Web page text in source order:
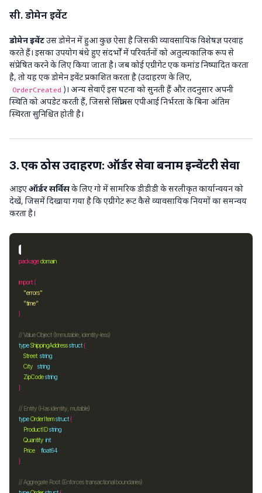
सी. डोमेन इवेंट
डोमेन इवेंटउस डोमेन में हुआ कुछ ऐसा है जिसकी व्यावसायिक विशेषज्ञ परवाह
करते हैं। इसका उपयोग बंधे हुए संदर्भों में परिवर्तनों को अतुल्यकालिक रूप से
संप्रेषित करने के लिए किया जाता है। जब कोई एग्रीगेट एक कमांड निष्पादित करता
है, तो यह एक डोमेन इवेंट प्रकाशित करता है (उदाहरण के लिए,
OrderCreated )। अन्य सेवाएँ इस घटना को सुनती हैं और तदनुसार अपनी
स्थिति को अपडेट करती हैं, जिससे सिंक्रोनस एपीआई निर्भरता के बिना अंतिम
स्थिरता सुनिश्चित होती है।
3. एक ठोस उदाहरण: ऑर्डर सेवा बनाम इन्वेंटरी सेवा
आइएऑर्डर सर्विसके लिए गो में सामरिक डीडीडी के सरलीकृत कार्यान्वयन को
देखें, जिसमें दिखाया गया है कि एग्रीगेट रूट कैसे व्यावसायिक नियमों का समन्वय
करता है।
packagedomain
import
"errors"
"time"
// Value Object (Immutable, identity-less)
typeShippingAddressstruct
Street string
City
string
ZipCodestring
// Entity (Has identity, mutable)
typeOrderItemstruct
ProductIDstring
Quantity int
Price
float64
// Aggregate Root (Enforces transactional boundaries)